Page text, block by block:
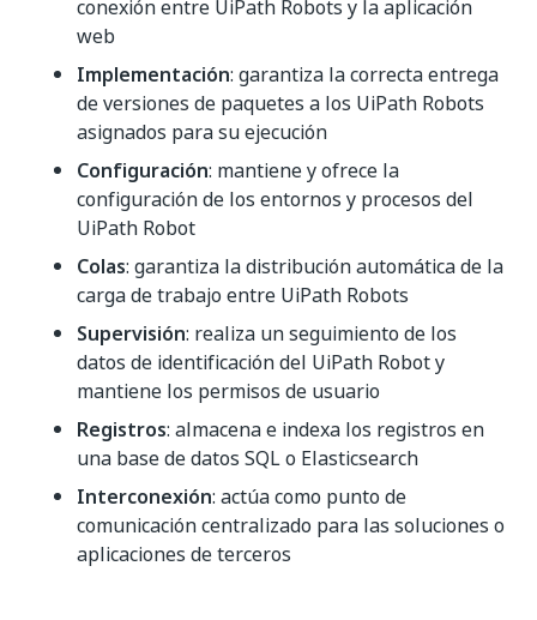
conexión entre UiPath Robots y la aplicación
web
Implementación: garantiza la correcta entrega
de versiones de paquetes a los UiPath Robots
asignados para su ejecución
Configuración: mantiene y ofrece la
configuración de los entornos y procesos del
UiPath Robot
Colas: garantiza la distribución automática de la
carga de trabajo entre UiPath Robots
Supervisión: realiza un seguimiento de los
datos de identificación del UiPath Robot y
mantiene los permisos de usuario
Registros: almacena e indexa los registros en
una base de datos SQL o Elasticsearch
Interconexión: actúa como punto de
comunicación centralizado para las soluciones o
aplicaciones de terceros